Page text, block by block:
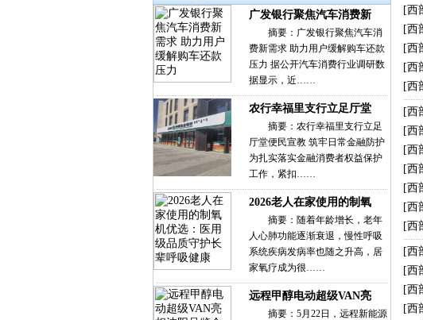
广发银行聚焦汽车消费新
摘要：广发银行聚焦汽车消
费新需求 助力用户缓解购车还款
压力 据公开汽车消费行业调研数
据显示，近……
农行幸福里支行立足厅堂
摘要：农行幸福里支行立足
厅堂便民宣教 筑牢日常金融防护
为扎实落实金融消费者权益保护
工作，紧扣……
2026老人在家使用的制氧
摘要：随着年龄增长，老年
人心肺功能逐渐衰退，慢性呼吸
系统疾病发病率也随之升高，居
家氧疗成为很……
远程甲醇电动超级VAN亮
摘要：5月22日，远程新能源
[西
[西
[西
[西
[西
[西
[西
[西
[西
[西
[西
[西
[西
[西
[西
[西